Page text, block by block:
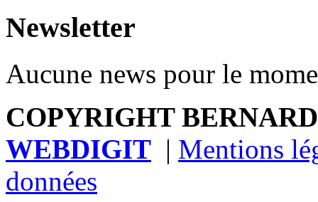
Newsletter
Aucune news pour le
COPYRIGHT
WEBDIGIT | Mentions
données